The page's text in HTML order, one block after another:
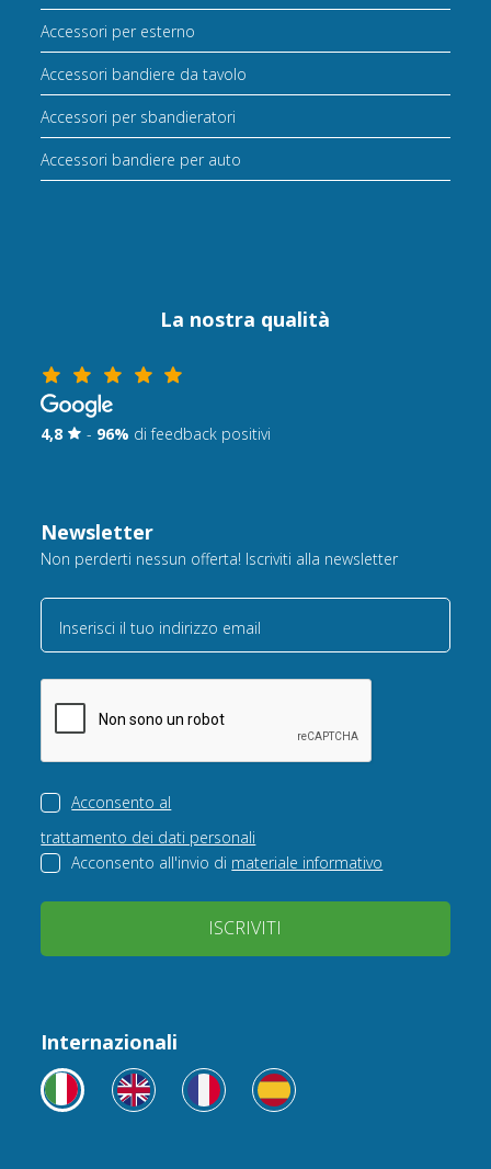
Accessori per esterno
Accessori bandiere da tavolo
Accessori per sbandieratori
Accessori bandiere per auto
La nostra qualità
4,8 - 96% di feedback positivi
Newsletter
Non perderti nessun offerta! Iscriviti alla newsletter
Inserisci il tuo indirizzo email
Acconsento al
trattamento dei dati personali
Acconsento all'invio di materiale informativo
ISCRIVITI
Internazionali